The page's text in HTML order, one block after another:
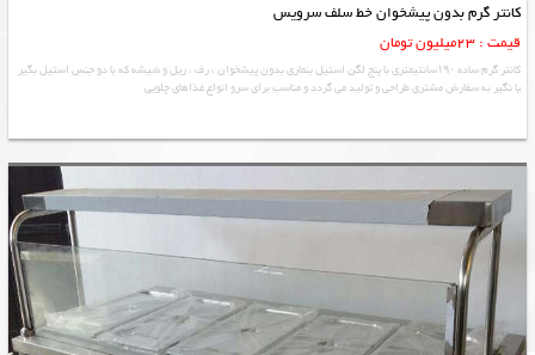
کانتر گرم بدون پیشخوان خط سلف سرویس
قیمت : 23میلیون تومان
کانتر گرم ساده ۱۹۰سانتیمتری با پنج لگن استیل بنماری بدون پیشخوان ، رف ، ریل و شیشه که با دو جنس استیل بگیر
یا نگیر به سفارش مشتری طراحی و تولید می گردد و مناسب برای سرو انواع غذاهای چلویی